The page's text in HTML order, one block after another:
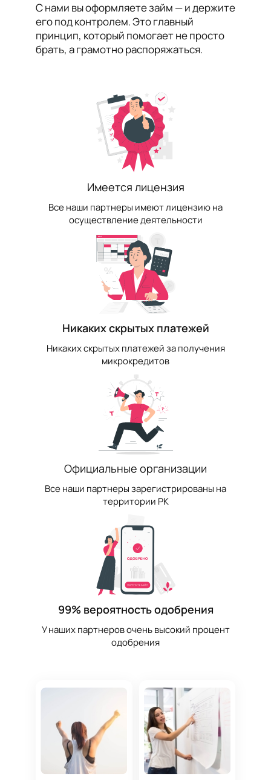
С нами вы оформляете займ — и держите
его под контролем. Это главный
принцип, который помогает не просто
брать, а грамотно распоряжаться.
Имеется лицензия
Все наши партнеры имеют лицензию на
осуществление деятельности
Никаких скрытых платежей
Никаких скрытых платежей за получения
микрокредитов
Официальные организации
Все наши партнеры зарегистрированы на
территории РК
99% вероятность одобрения
У наших партнеров очень высокий процент
одобрения